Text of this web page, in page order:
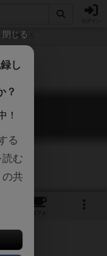
ろや食べろ
カフェ
閉じる
し
？
！
る
む
共